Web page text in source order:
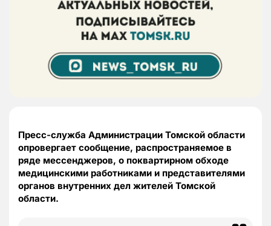
Пресс-служба Администрации Томской области
опровергает сообщение, распространяемое в
ряде мессенджеров, о поквартирном обходе
медицинскими работниками и представителями
органов внутренних дел жителей Томской
области.